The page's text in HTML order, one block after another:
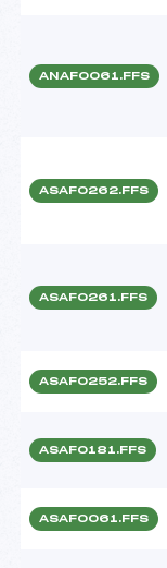
ANAF0061.FFS
ASAF0262.FFS
ASAF0261.FFS
ASAF0252.FFS
ASAF0181.FFS
ASAF0061.FFS